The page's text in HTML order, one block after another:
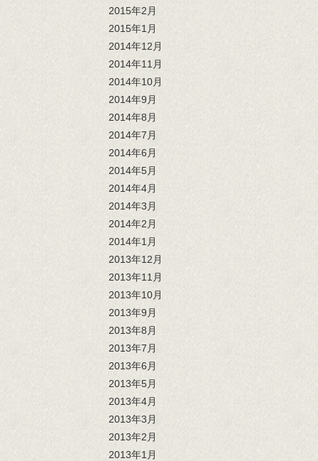
2015年2月
2015年1月
2014年12月
2014年11月
2014年10月
2014年9月
2014年8月
2014年7月
2014年6月
2014年5月
2014年4月
2014年3月
2014年2月
2014年1月
2013年12月
2013年11月
2013年10月
2013年9月
2013年8月
2013年7月
2013年6月
2013年5月
2013年4月
2013年3月
2013年2月
2013年1月